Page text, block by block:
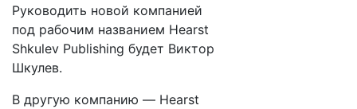
Руководить новой компанией
под рабочим названием Hearst
Shkulev Publishing будет Виктор
Шкулев.
В другую компанию — Hearst